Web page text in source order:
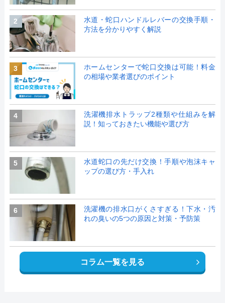
2
水道・蛇口ハンドルレバーの交換手順・
方法を分かりやすく解説
3
ホームセンターで蛇口交換は可能！料金
の相場や業者選びのポイント
4
洗濯機排水トラップ2種類や仕組みを解
説！知っておきたい機能や選び方
5
水道蛇口の先だけ交換！手順や泡沫キャ
ップの選び方・手入れ
6
洗濯機の排水口がくさすぎる！下水・汚
れの臭いの5つの原因と対策・予防策
コラム一覧を見る